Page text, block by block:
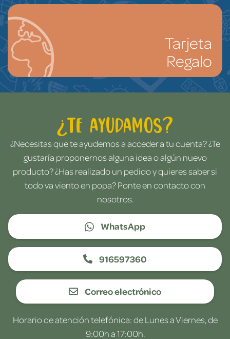
Tarjeta
Regalo
¿Te ayudamos?
¿Necesitas que te ayudemos a acceder a tu cuenta? ¿Te
gustaría proponernos alguna idea o algún nuevo
producto? ¿Has realizado un pedido y quieres saber si
todo va viento en popa? Ponte en contacto con
nosotros.
WhatsApp
916597360
Correo electrónico
Horario de atención telefónica: de Lunes a Viernes, de
9:00h a 17:00h.